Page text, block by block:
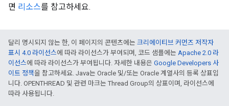
면 리소스를 참고하세요.
달리 명시되지 않는 한, 이 페이지의 콘텐츠에는 크리에이티브 커먼즈 저작자
표시 4.0 라이선스에 따라 라이선스가 부여되며, 코드 샘플에는 Apache 2.0 라
이선스에 따라 라이선스가 부여됩니다. 자세한 내용은 Google Developers 사
이트 정책을 참고하세요. Java는 Oracle 및/또는 Oracle 계열사의 등록 상표입
니다. OPENTHREAD 및 관련 마크는 Thread Group의 상표이며, 라이선스에
따라 사용됩니다.